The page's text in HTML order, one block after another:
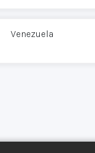
Venezuela